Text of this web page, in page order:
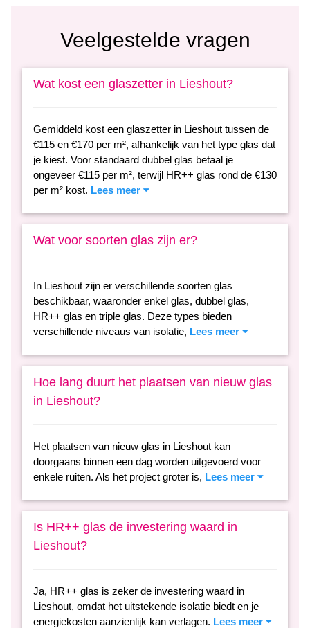
Veelgestelde vragen
Wat kost een glaszetter in Lieshout?
Gemiddeld kost een glaszetter in Lieshout tussen de
€115 en €170 per m², afhankelijk van het type glas dat
je kiest. Voor standaard dubbel glas betaal je
ongeveer €115 per m², terwijl HR++ glas rond de €130
per m² kost. Lees meer
Wat voor soorten glas zijn er?
In Lieshout zijn er verschillende soorten glas
beschikbaar, waaronder enkel glas, dubbel glas,
HR++ glas en triple glas. Deze types bieden
verschillende niveaus van isolatie, Lees meer
Hoe lang duurt het plaatsen van nieuw glas
in Lieshout?
Het plaatsen van nieuw glas in Lieshout kan
doorgaans binnen een dag worden uitgevoerd voor
enkele ruiten. Als het project groter is, Lees meer
Is HR++ glas de investering waard in
Lieshout?
Ja, HR++ glas is zeker de investering waard in
Lieshout, omdat het uitstekende isolatie biedt en je
energiekosten aanzienlijk kan verlagen. Lees meer